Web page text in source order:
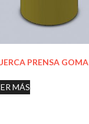
PRENSA GOMA
MÁS